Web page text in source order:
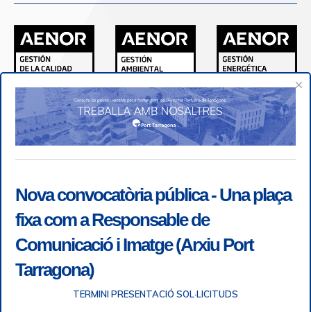
×
Nova convocatòria pública - Una plaça
fixa com a Responsable de
Comunicació i Imatge (Arxiu Port
Tarragona)
TERMINI PRESENTACIÓ SOL·LICITUDS